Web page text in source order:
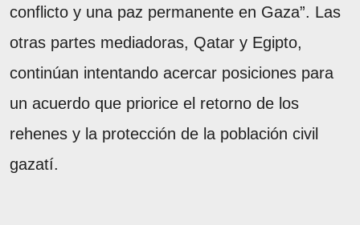
conflicto y una paz permanente en Gaza”. Las
otras partes mediadoras, Qatar y Egipto,
continúan intentando acercar posiciones para
un acuerdo que priorice el retorno de los
rehenes y la protección de la población civil
gazatí.